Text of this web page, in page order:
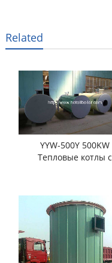
Related
YYW-500Y 500KW
Тепловые котлы с